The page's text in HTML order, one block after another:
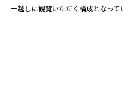
ー越しに観覧いただく構成となって